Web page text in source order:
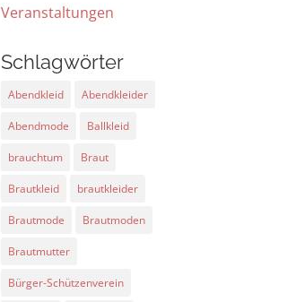
Veranstaltungen
Schlagwörter
Abendkleid Abendkleider
Abendmode Ballkleid
brauchtum Braut
Brautkleid brautkleider
Brautmode Brautmoden
Brautmutter
Bürger-Schützenverein